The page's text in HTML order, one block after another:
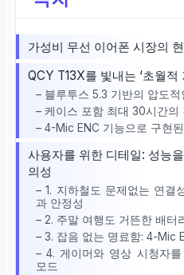
가성비 무선 이어폰 시장의
QCY T13X를 빛내는 ‘초월적
– 블루투스 5.3 기반의 압도적
– 케이스 포함 최대 30시간의
– 4-Mic ENC 기능으로 구현
사용자를 위한 디테일: 성능
의성
– 1. 지하철도 문제없는 연결
과 안정성
– 2. 주말 여행도 거뜬한 배터
– 3. 잡음 없는 명료함: 4-Mic
– 4. 게이머와 영상 시청자
모드